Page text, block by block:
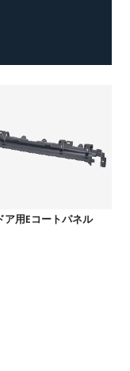
ア用Eコートパネル